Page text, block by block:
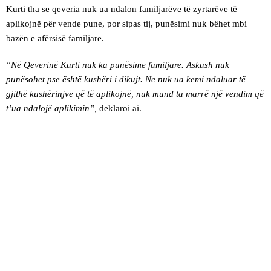
Kurti tha se qeveria nuk ua ndalon familjarëve të zyrtarëve të
aplikojnë për vende pune, por sipas tij, punësimi nuk bëhet mbi
bazën e afërsisë familjare.
“Në Qeverinë Kurti nuk ka punësime familjare. Askush nuk
punësohet pse është kushëri i dikujt. Ne nuk ua kemi ndaluar të
gjithë kushërinjve që të aplikojnë, nuk mund ta marrë një vendim që
t’ua ndalojë aplikimin”, deklaroi ai.